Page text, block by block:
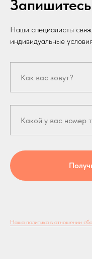
Наши специалисты
индивидуальные
Наша политика в отношении